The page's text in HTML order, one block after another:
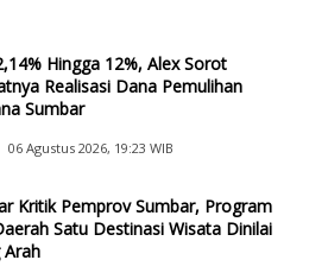
Hingga 12%, Alex Sorot
Realisasi Dana Pemulihan
Sumbar
06 Agustus 2026, 19:23 WIB
Kritik Pemprov Sumbar, Program
Satu Destinasi Wisata Dinilai
Arah